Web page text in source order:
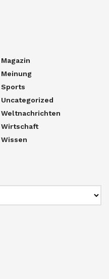
Magazin
Meinung
Sports
Uncategorized
Weltnachrichten
Wirtschaft
Wissen